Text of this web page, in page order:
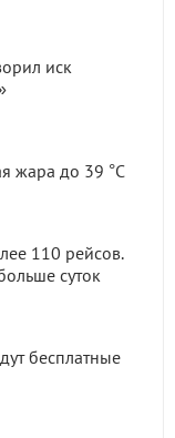
иск
жара до 39 °C
110 рейсов.
суток
бесплатные